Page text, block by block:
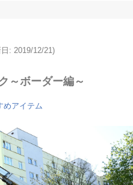
: 2019/12/21)
～ボーダー編～
めアイテム